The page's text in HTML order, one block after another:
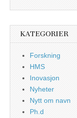
KATEGORIER
Forskning
HMS
Inovasjon
Nyheter
Nytt om navn
Ph.d